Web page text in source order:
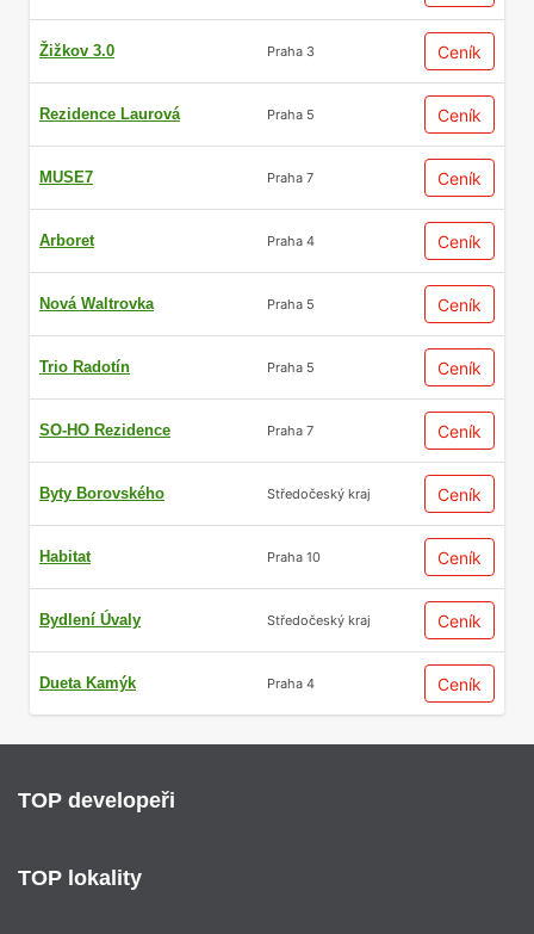
Žižkov 3.0 Praha 3 Ceník
Rezidence Laurová Praha 5 Ceník
MUSE7 Praha 7 Ceník
Arboret Praha 4 Ceník
Nová Waltrovka Praha 5 Ceník
Trio Radotín Praha 5 Ceník
SO-HO Rezidence Praha 7 Ceník
Byty Borovského Středočeský kraj Ceník
Habitat Praha 10 Ceník
Bydlení Úvaly Středočeský kraj Ceník
Dueta Kamýk Praha 4 Ceník
TOP developeři
TOP lokality